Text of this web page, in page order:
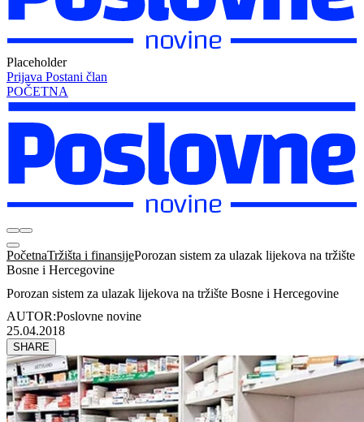
Placeholder
Prijava Postani član
POČETNA
PočetnaTržišta i finansijePorozan sistem za ulazak lijekova na tržište
Bosne i Hercegovine
Porozan sistem za ulazak lijekova na tržište Bosne i Hercegovine
AUTOR:Poslovne novine
25.04.2018
SHARE